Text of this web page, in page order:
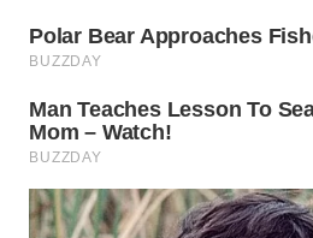
WN
BINJAI
WN
CIREBON
WN
INDRAMAYU